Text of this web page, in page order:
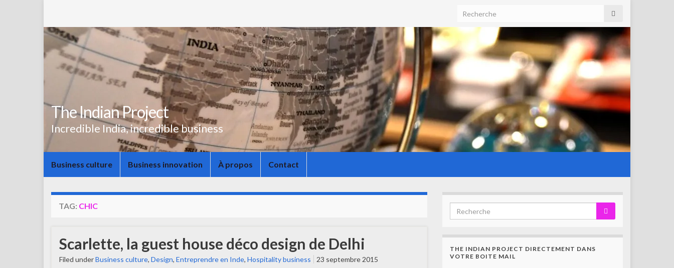
The Indian Project
Incredible India, incredible business
Business culture Business innovation À propos Contact
TAG: CHIC
Scarlette, la guest house déco design de Delhi
Filed underBusiness culture, Design, Entreprendre en Inde, Hospitality business 23 septembre 2015
THE INDIAN PROJECT DIRECTEMENT DANS
VOTRE BOITE MAIL